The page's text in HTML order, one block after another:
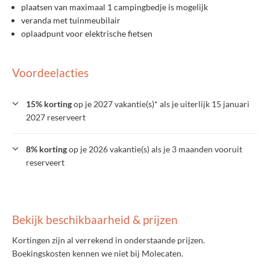
plaatsen van maximaal 1 campingbedje is mogelijk
veranda met tuinmeubilair
oplaadpunt voor elektrische fietsen
Voordeelacties
15% kortingop je 2027 vakantie(s)* als je uiterlijk 15 januari
2027 reserveert
8% kortingop je 2026 vakantie(s) als je 3 maanden vooruit
reserveert
Bekijk beschikbaarheid & prijzen
Kortingen zijn al verrekend in onderstaande prijzen.
Boekingskosten kennen we niet bij Molecaten.